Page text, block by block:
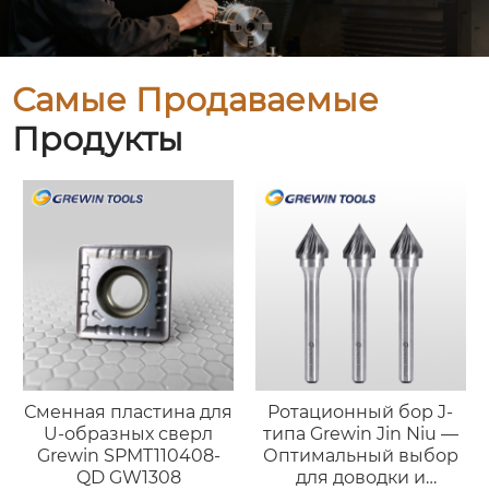
Самые Продаваемые
Продукты
Сменная пластина для
U-образных сверл
Grewin SPMT110408-
QD GW1308
Ротационный бор J-
типа Grewin Jin Niu —
Оптимальный выбор
для доводки и